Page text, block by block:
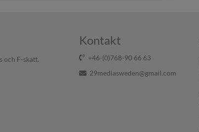
och F-skatt.
Kontakt
+46-(0)768-90 66 63
29mediasweden@gmail.com